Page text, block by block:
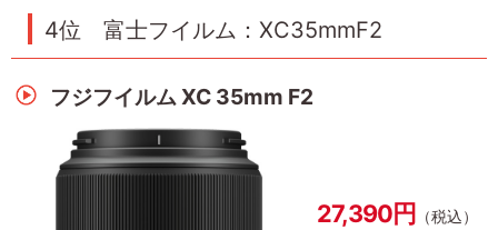
4位 富士フイルム：XC35mmF2
フジフイルム XC 35mm F2
27,390円
（税込）